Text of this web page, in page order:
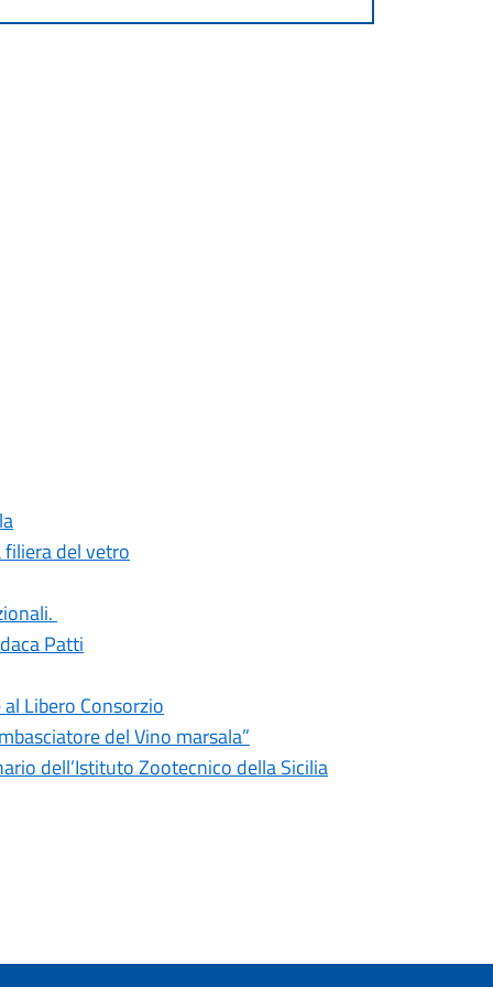
del vetro
Patti
Libero Consorzio
del Vino marsala”
dell’Istituto Zootecnico della Sicilia